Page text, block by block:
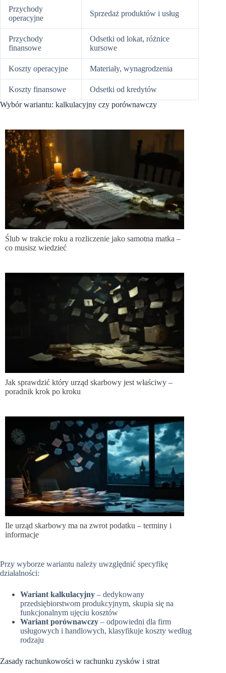
Przychody
operacyjne
Sprzedaż produktów i usług
Przychody
finansowe
Odsetki od lokat, różnice
kursowe
Koszty operacyjne Materiały, wynagrodzenia
Koszty finansowe
Odsetki od kredytów
Wybór wariantu: kalkulacyjny czy porównawczy
Ślub w trakcie roku a rozliczenie jako samotna matka –
co musisz wiedzieć
Jak sprawdzić który urząd skarbowy jest właściwy –
poradnik krok po kroku
Ile urząd skarbowy ma na zwrot podatku – terminy i
informacje
Przy wyborze wariantu należy uwzględnić specyfikę
działalności:
Wariant kalkulacyjny – dedykowany
przedsiębiorstwom produkcyjnym, skupia się na
funkcjonalnym ujęciu kosztów
Wariant porównawczy – odpowiedni dla firm
usługowych i handlowych, klasyfikuje koszty według
rodzaju
Zasady rachunkowości w rachunku zysków i strat